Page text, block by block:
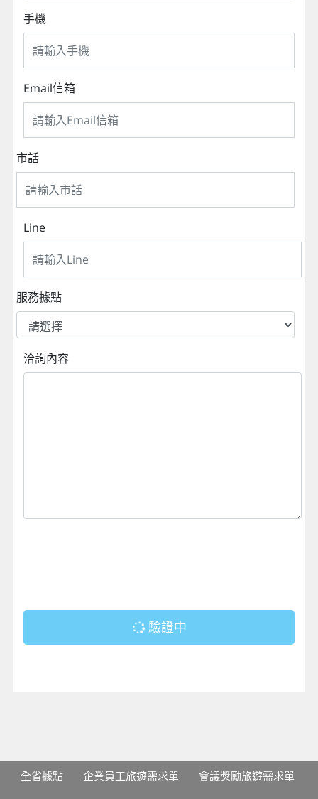
手機
Email信箱
市話
Line
服務據點
洽詢內容
驗證中
全省據點 企業員工旅遊需求單 會議獎勵旅遊需求單